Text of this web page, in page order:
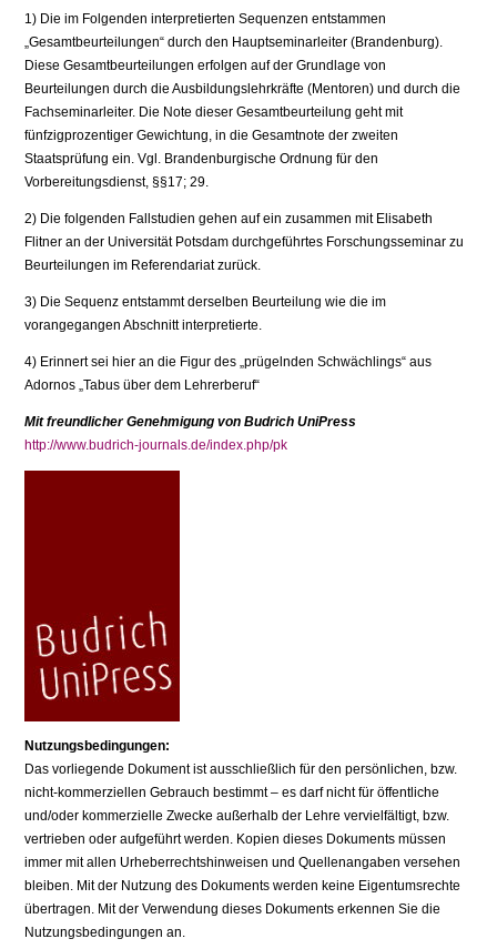
1) Die im Folgenden interpretierten Sequenzen entstammen
„Gesamtbeurteilungen“ durch den Hauptseminarleiter (Brandenburg).
Diese Gesamtbeurteilungen erfolgen auf der Grundlage von
Beurteilungen durch die Ausbildungslehrkräfte (Mentoren) und durch die
Fachseminarleiter. Die Note dieser Gesamtbeurteilung geht mit
fünfzigprozentiger Gewichtung, in die Gesamtnote der zweiten
Staatsprüfung ein. Vgl. Brandenburgische Ordnung für den
Vorbereitungsdienst, §§17; 29.
2) Die folgenden Fallstudien gehen auf ein zusammen mit Elisabeth
Flitner an der Universität Potsdam durchgeführtes Forschungsseminar zu
Beurteilungen im Referendariat zurück.
3) Die Sequenz entstammt derselben Beurteilung wie die im
vorangegangen Abschnitt interpretierte.
4) Erinnert sei hier an die Figur des „prügelnden Schwächlings“ aus
Adornos „Tabus über dem Lehrerberuf“
Mit freundlicher Genehmigung von Budrich UniPress
http://www.budrich-journals.de/index.php/pk
Nutzungsbedingungen:
Das vorliegende Dokument ist ausschließlich für den persönlichen, bzw.
nicht-kommerziellen Gebrauch bestimmt – es darf nicht für öffentliche
und/oder kommerzielle Zwecke außerhalb der Lehre vervielfältigt, bzw.
vertrieben oder aufgeführt werden. Kopien dieses Dokuments müssen
immer mit allen Urheberrechtshinweisen und Quellenangaben versehen
bleiben. Mit der Nutzung des Dokuments werden keine Eigentumsrechte
übertragen. Mit der Verwendung dieses Dokuments erkennen Sie die
Nutzungsbedingungen an.